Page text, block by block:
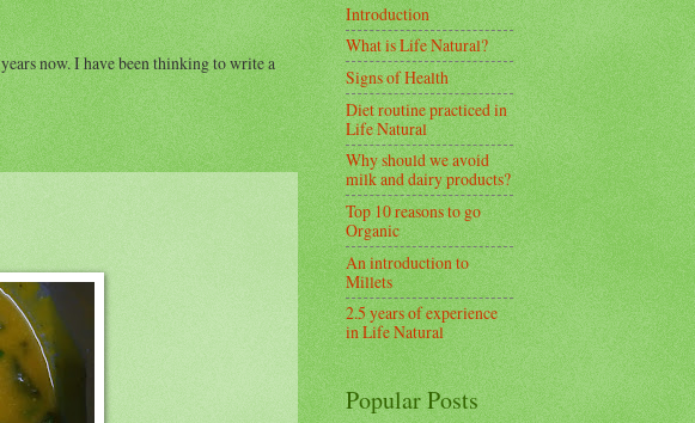
now. I have been thinking to write a
Introduction
What is Life Natural?
Signs of Health
Diet routine practiced in
Life Natural
Why should we avoid
milk and dairy products?
Top 10 reasons to go
Organic
An introduction to
Millets
2.5 years of experience
in Life Natural
Popular Posts